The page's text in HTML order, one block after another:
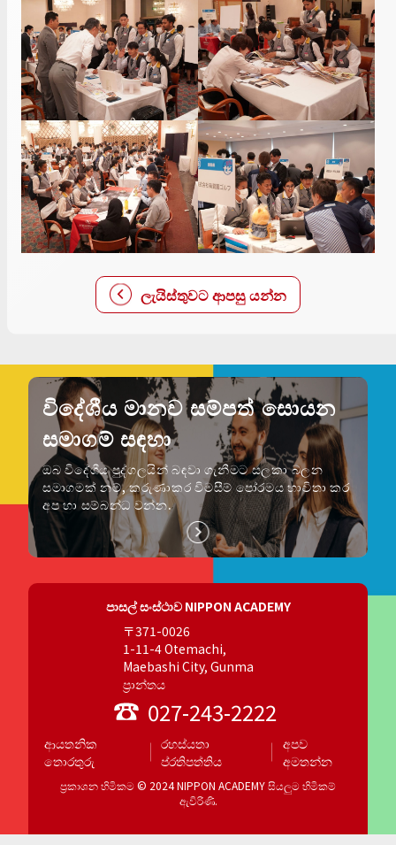
ලැයිස්තුවට ආපසු යන්න
විදේශීය මානව සම්පත් සොයන
සමාගම් සඳහා
ඔබ විදේශීය පුද්ගලයින් බඳවා ගැනීමට සලකා බලන
සමාගමක් නම්, කරුණාකර විමසීම් පෝරමය භාවිතා කර
අප හා සම්බන්ධ වන්න.
පාසල් සංස්ථාව NIPPON ACADEMY
〒371-0026
1-11-4 Otemachi,
Maebashi City, Gunma
ප්‍රාන්තය
027-243-2222
ආයතනික
තොරතුරු
රහස්යතා
ප්රතිපත්තිය
අපව
අමතන්න
ප්‍රකාශන හිමිකම © 2024 NIPPON ACADEMY සියලුම හිමිකම්
ඇවිරිණි.